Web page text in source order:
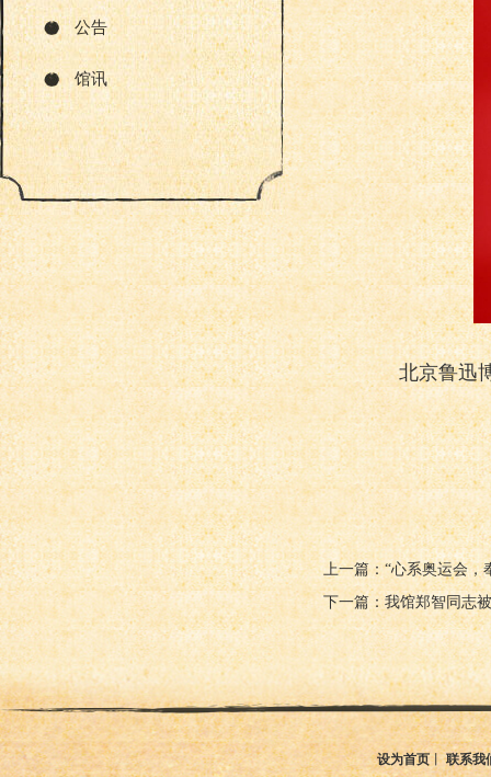
公告
馆讯
北京鲁迅
上一篇：“心系奥运会，
下一篇：我馆郑智同志
设为首页丨联系我